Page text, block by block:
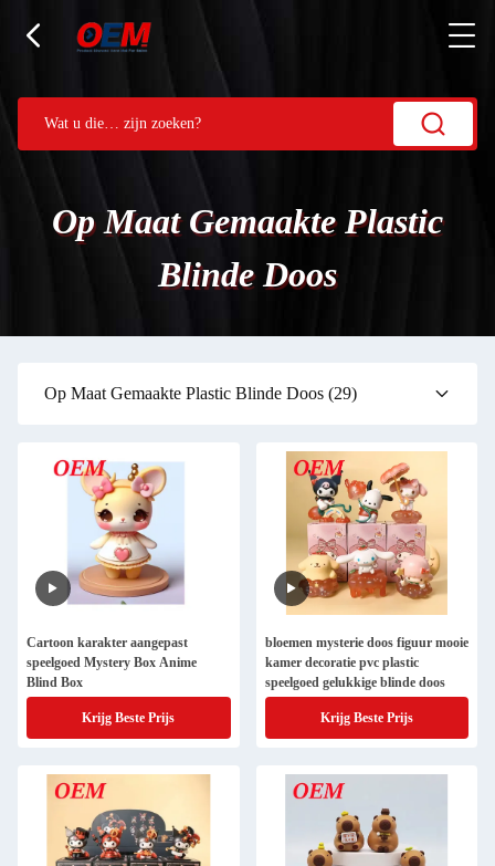
Op Maat Gemaakte Plastic
Blinde Doos
Op Maat Gemaakte Plastic Blinde Doos (29)
Cartoon karakter aangepast
speelgoed Mystery Box Anime
Blind Box
Krijg Beste Prijs
bloemen mysterie doos figuur mooie
kamer decoratie pvc plastic
speelgoed gelukkige blinde doos
Krijg Beste Prijs